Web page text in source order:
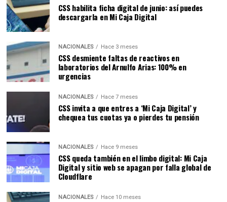
CSS habilita ficha digital de junio: así puedes
descargarla en Mi Caja Digital
NACIONALES Hace 3 meses
CSS desmiente faltas de reactivos en
laboratorios del Arnulfo Arias: 100% en
urgencias
NACIONALES Hace 7 meses
CSS invita a que entres a ‘Mi Caja Digital’ y
chequea tus cuotas ya o pierdes tu pensión
NACIONALES Hace 9 meses
CSS queda también en el limbo digital: Mi Caja
Digital y sitio web se apagan por falla global de
Cloudflare
NACIONALES Hace 10 meses